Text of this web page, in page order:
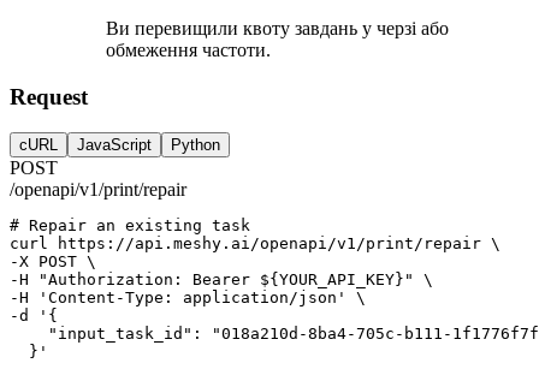
Ви перевищили квоту завдань у черзі або
обмеження частоти.
Request
cURL JavaScript Python
POST
/openapi/v1/print/repair
# Repair an existing task
curl
https://api.meshy.ai/openapi/v1/print/repair \
-X POST \
-H
"Authorization: Bearer ${YOUR_API_KEY}"
\
-H
'Content-Type: application/json'
\
-d
'{
"input_task_id": "018a210d-8ba4-705c-b111-
  }'